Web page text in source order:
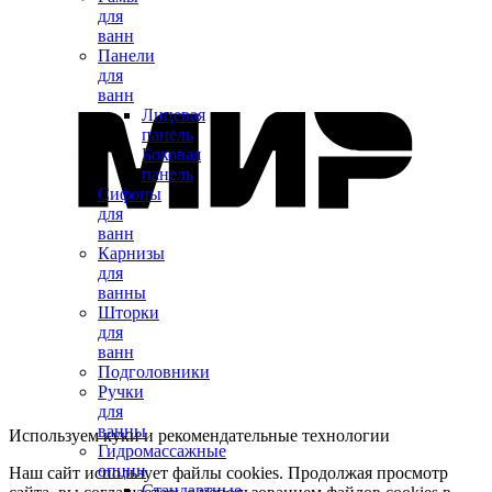
для
ванн
Панели
для
ванн
Лицевая
панель
Боковая
панель
Сифоны
для
ванн
Карнизы
для
ванны
Шторки
для
ванн
Подголовники
Ручки
для
ванны
Гидромассажные
опции
Используем куки и рекомендательные технологии
Наш сайт использует файлы cookies. Продолжая просмотр